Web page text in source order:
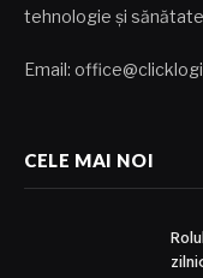
tehnologie și
Email:
CELE MAI NOI